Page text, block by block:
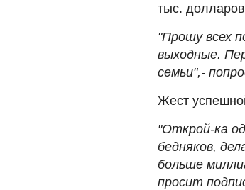
тыс.
"Прошу всех
выходные.
семьи",-
Жест
"Открой-ка
бедняков,
больше
просит